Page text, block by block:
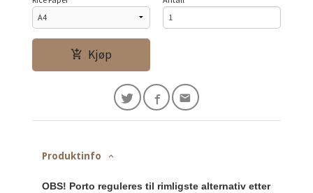
Kjøp
Produktinfo
OBS! Porto reguleres til rimligste alternativ etter